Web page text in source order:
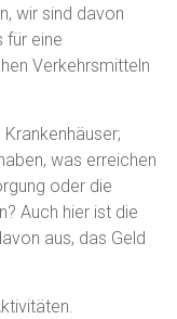
wir sind davon
für eine
Verkehrsmitteln
was erreichen
oder die
Auch hier ist die
aus, das Geld